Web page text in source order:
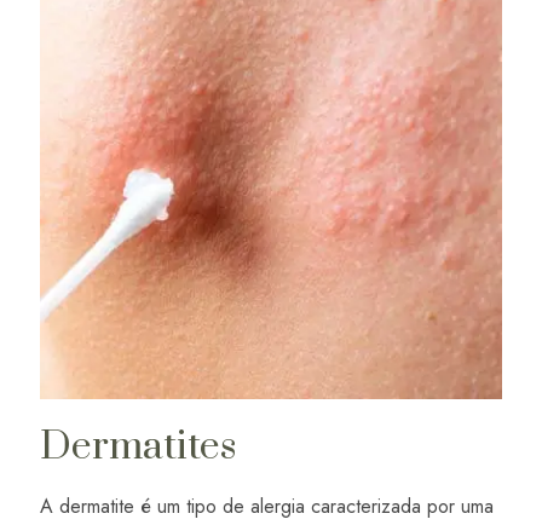
Dermatites
A dermatite é um tipo de alergia caracterizada por uma